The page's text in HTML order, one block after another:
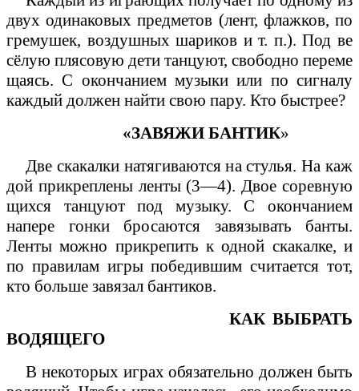
двух одинаковых предметов (лент, флажков, по
гремушек, воздушных шариков и т. п.). Под ве
сёлую плясовую дети танцуют, свободно переме
щаясь. С окончанием музыки или по сигналу
каждый должен найти свою пару. Кто быстрее?
«ЗАВЯЖИ БАНТИК»
Две скакалки натягиваются на стулья. На каж
дой прикреплены ленты (3—4). Двое соревную
щихся танцуют под музыку. С окончанием
напере гонки бросаются завязывать банты.
Ленты можно прикрепить к одной скакалке, и
по правилам игры победившим считается тот,
кто больше завязал бантиков.
КАК ВЫБРАТЬ
ВОДЯЩЕГО
В некоторых играх обязательно должен быть